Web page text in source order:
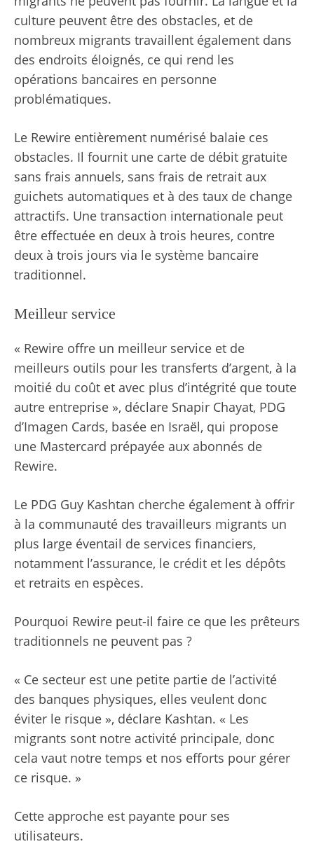
culture peuvent être des obstacles, et de
nombreux migrants travaillent également dans
des endroits éloignés, ce qui rend les
opérations bancaires en personne
problématiques.
Le Rewire entièrement numérisé balaie ces
obstacles. Il fournit une carte de débit gratuite
sans frais annuels, sans frais de retrait aux
guichets automatiques et à des taux de change
attractifs. Une transaction internationale peut
être effectuée en deux à trois heures, contre
deux à trois jours via le système bancaire
traditionnel.
Meilleur service
« Rewire offre un meilleur service et de
meilleurs outils pour les transferts d’argent, à la
moitié du coût et avec plus d’intégrité que toute
autre entreprise », déclare Snapir Chayat, PDG
d’Imagen Cards, basée en Israël, qui propose
une Mastercard prépayée aux abonnés de
Rewire.
Le PDG Guy Kashtan cherche également à offrir
à la communauté des travailleurs migrants un
plus large éventail de services financiers,
notamment l’assurance, le crédit et les dépôts
et retraits en espèces.
Pourquoi Rewire peut-il faire ce que les prêteurs
traditionnels ne peuvent pas ?
« Ce secteur est une petite partie de l’activité
des banques physiques, elles veulent donc
éviter le risque », déclare Kashtan. « Les
migrants sont notre activité principale, donc
cela vaut notre temps et nos efforts pour gérer
ce risque. »
Cette approche est payante pour ses
utilisateurs.